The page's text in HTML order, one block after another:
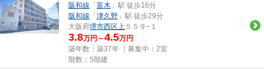
阪和線 「 富木 」駅 徒歩16分
阪和線 「 津久野 」駅 徒歩29分
大阪府堺市西区上 ５５９−１
3.8万円～4.5万円
築年数：築37年 ｜募集中： 2室
階数：5階建